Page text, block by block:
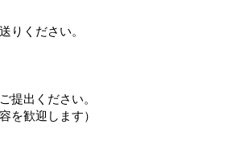
りください。
提出ください。
を歓迎します）